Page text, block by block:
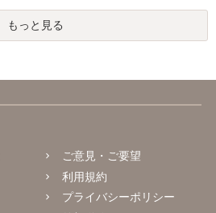
もっと見る
ご意見・ご要望
利用規約
プライバシーポリシー